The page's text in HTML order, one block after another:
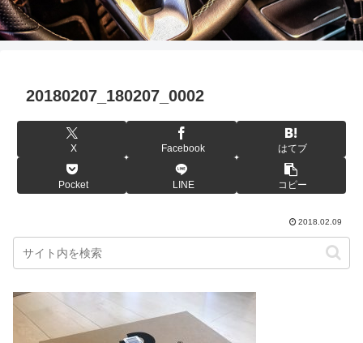
20180207_180207_0002
X Facebook はてブ
Pocket LINE コピー
2018.02.09